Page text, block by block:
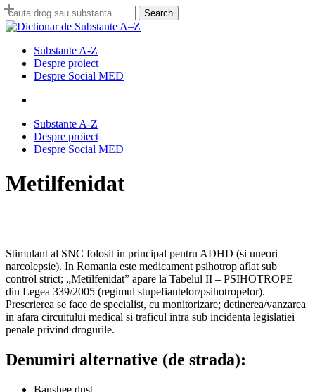
Skip
to
content
Search
Close
search
Menu
Substante A-Z
Despre proiect
Despre Social MED
Substante A-Z
Despre proiect
Despre Social MED
Metilfenidat
Stimulant al SNC folosit in principal pentru ADHD (si uneori
narcolepsie). In Romania este medicament psihotrop aflat sub
control strict; „Metilfenidat” apare la Tabelul II – PSIHOTROPE
din Legea 339/2005 (regimul stupefiantelor/psihotropelor).
Prescrierea se face de specialist, cu monitorizare; detinerea/vanzarea
in afara circuitului medical si traficul intra sub incidenta legislatiei
penale privind drogurile.
Denumiri alternative (de strada):